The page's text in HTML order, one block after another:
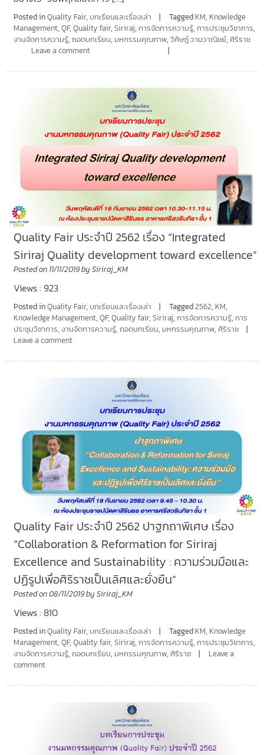
Posted inQuality Fair, บทเรียนและเรื่องเล่า Tagged KM, Knowledge
Management, QF, Quality fair, Siriraj, การจัดการความรู้, การประชุมวิชาการ,
งานจัดการความรู้, ถอดบทเรียน, มหกรรมคุณภาพ, วิศิษฎ์ วามวาณิชย์, ศิริราช
Leave a comment
Quality Fair ประจำปี 2562 เรื่อง “Integrated
Siriraj Quality development toward excellence”
Posted on 11/11/2019by Siriraj_KM
Views : 923
Posted inQuality Fair, บทเรียนและเรื่องเล่า Tagged2562, KM,
Knowledge Management, QF, Quality fair, Siriraj, การจัดการความรู้, การ
ประชุมวิชาการ, งานจัดการความรู้, ถอดบทเรียน, มหกรรมคุณภาพ, ศิริราช
Leave a comment
Quality Fair ประจำปี 2562 ปาฐกถาพิเศษ เรื่อง
“Collaboration & Reformation for Siriraj
Excellence and Sustainability : ความร่วมมือและ
ปฏิรูปเพื่อศิริราชเป็นเลิศและยั่งยืน”
Posted on08/11/2019by Siriraj_KM
Views : 810
Posted inQuality Fair, บทเรียนและเรื่องเล่า Tagged KM, Knowledge
Management, QF, Quality fair, Siriraj, การจัดการความรู้, การประชุมวิชาการ,
งานจัดการความรู้, ถอดบทเรียน, มหกรรมคุณภาพ, ศิริราช
Leave a
comment